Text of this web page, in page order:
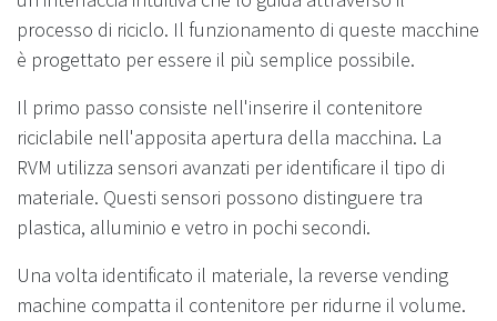
processo di riciclo. Il funzionamento di queste macchine
è progettato per essere il più semplice possibile.
Il primo passo consiste nell'inserire il contenitore
riciclabile nell'apposita apertura della macchina. La
RVM utilizza sensori avanzati per identificare il tipo di
materiale. Questi sensori possono distinguere tra
plastica, alluminio e vetro in pochi secondi.
Una volta identificato il materiale, la reverse vending
machine compatta il contenitore per ridurne il volume.